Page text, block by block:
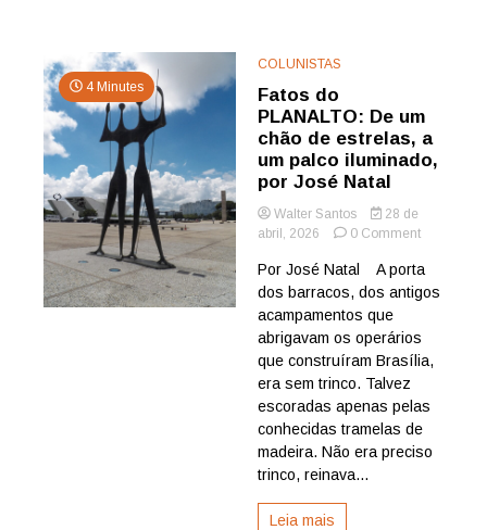
4 Minutes
COLUNISTAS
Fatos do
PLANALTO: De um
chão de estrelas, a
um palco iluminado,
por José Natal
Walter Santos
28 de
abril, 2026
0 Commenton
do
de
a
um
palco
Por José Natal A porta
dos barracos, dos antigos
acampamentos que
abrigavam os operários
que construíram Brasília,
era sem trinco. Talvez
escoradas apenas pelas
conhecidas tramelas de
madeira. Não era preciso
trinco, reinava...
Leia mais